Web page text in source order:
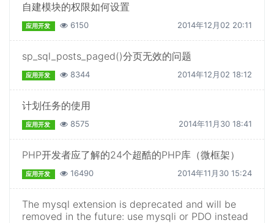
自建模块的权限如何设置
应用开发 6150 2014年12月02 20:11
sp_sql_posts_paged()分页无效的问题
应用开发 8344 2014年12月02 18:12
计划任务的使用
应用开发 8575 2014年11月30 18:41
PHP开发者应了解的24个超酷的PHP库（微框架）
应用开发 16490 2014年11月30 15:24
The mysql extension is deprecated and will be
removed in the future: use mysqli or PDO instead